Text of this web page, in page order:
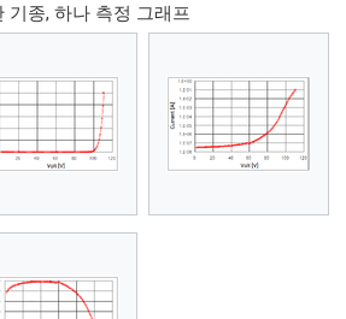
기종, 하나 측정 그래프